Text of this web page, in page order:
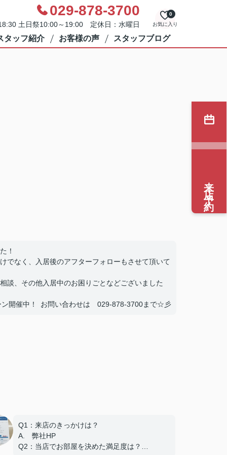
029-878-3700
土日祭10:00～19:00 定休日：水曜日 お気に入り
0
タッフ紹介 お客様の声 スタッフブログ
！
でなく、入居後のアフターフォローもさせて頂いて
談、その他入居中のお困りごとなどございました
ン開催中！ お問い合わせは 029-878-3700まで☆彡
Q1：来店のきっかけは？
A. 弊社HP
Q2：当店でお部屋を決めた満足度は？
来店予約